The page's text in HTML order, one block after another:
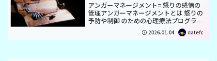
アンガーマネージメント= 怒りの感情の
管理アンガーマネージメントとは 怒りの
予防や制御 のための心理療法プログラム
として 現在 協会もあります 全国で プロ
の カウンセラーは 1000人 と聞いていま
2026.01.04 datefc